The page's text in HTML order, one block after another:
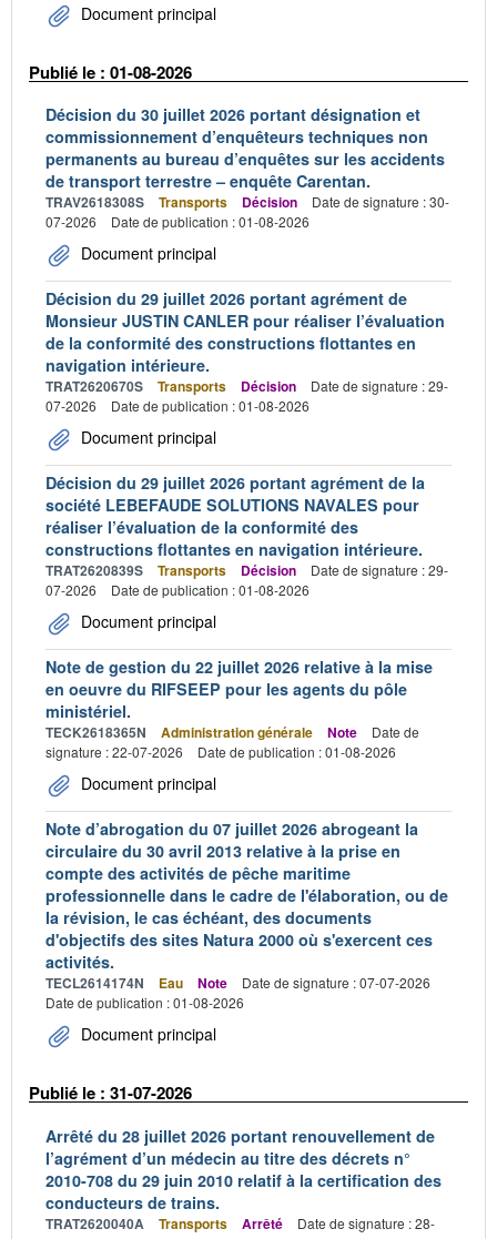
Document principal
Publié le : 01-08-2026
Décision du 30 juillet 2026 portant désignation et
commissionnement d’enquêteurs techniques non
permanents au bureau d’enquêtes sur les accidents
de transport terrestre – enquête Carentan.
TRAV2618308S Transports Décision
Date de signature : 30-
07-2026
Date de publication : 01-08-2026
Document principal
Décision du 29 juillet 2026 portant agrément de
Monsieur JUSTIN CANLER pour réaliser l’évaluation
de la conformité des constructions flottantes en
navigation intérieure.
TRAT2620670S Transports Décision
Date de signature : 29-
07-2026
Date de publication : 01-08-2026
Document principal
Décision du 29 juillet 2026 portant agrément de la
société LEBEFAUDE SOLUTIONS NAVALES pour
réaliser l’évaluation de la conformité des
constructions flottantes en navigation intérieure.
TRAT2620839S Transports Décision
Date de signature : 29-
07-2026
Date de publication : 01-08-2026
Document principal
Note de gestion du 22 juillet 2026 relative à la mise
en oeuvre du RIFSEEP pour les agents du pôle
ministériel.
TECK2618365N Administration générale Note
Date de
signature : 22-07-2026
Date de publication : 01-08-2026
Document principal
Note d’abrogation du 07 juillet 2026 abrogeant la
circulaire du 30 avril 2013 relative à la prise en
compte des activités de pêche maritime
professionnelle dans le cadre de l'élaboration, ou de
la révision, le cas échéant, des documents
d'objectifs des sites Natura 2000 où s'exercent ces
activités.
TECL2614174N Eau Note
Date de signature : 07-07-2026
Date de publication : 01-08-2026
Document principal
Publié le : 31-07-2026
Arrêté du 28 juillet 2026 portant renouvellement de
l’agrément d’un médecin au titre des décrets n°
2010-708 du 29 juin 2010 relatif à la certification des
conducteurs de trains.
TRAT2620040A Transports Arrêté
Date de signature : 28-